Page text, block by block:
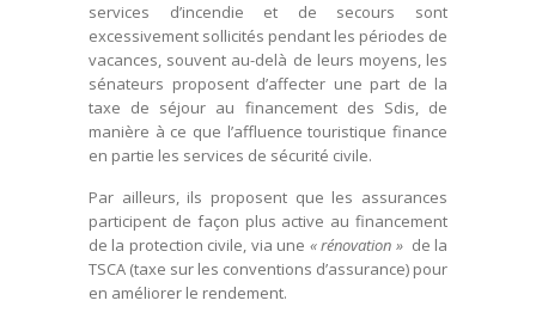
services d’incendie et de secours sont
excessivement sollicités pendant les périodes de
vacances, souvent au-delà de leurs moyens, les
sénateurs proposent d’affecter une part de la
taxe de séjour au financement des Sdis, de
manière à ce que l’affluence touristique finance
en partie les services de sécurité civile.
Par ailleurs, ils proposent que les assurances
participent de façon plus active au financement
de la protection civile, via une « rénovation » de la
TSCA (taxe sur les conventions d’assurance) pour
en améliorer le rendement.